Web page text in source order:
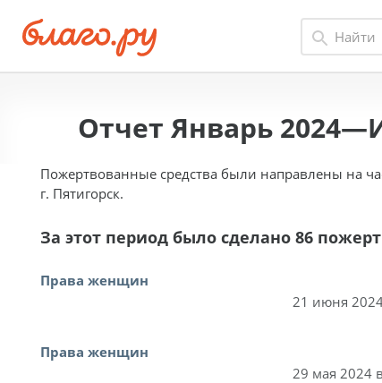
Отчет Январь
Пожертвованные средства были направлены на
г. Пятигорск.
За этот период было сделано 86
Права женщин
21 июня
Права женщин
29 мая 2024